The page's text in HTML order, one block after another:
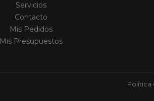
Servicios
Contacto
Mis Pedidos
Mis Presupuestos
Política